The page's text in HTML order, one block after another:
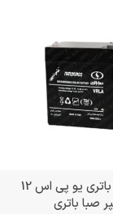
خرید عمده باتری یو پی اس 12